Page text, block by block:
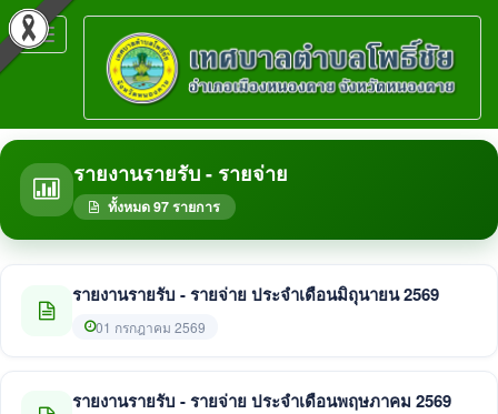
Toggle
navigation
รายงานรายรับ - รายจ่าย
ทั้งหมด 97 รายการ
รายงานรายรับ - รายจ่าย ประจำเดือนมิถุนายน 2569
01 กรกฎาคม 2569
รายงานรายรับ - รายจ่าย ประจำเดือนพฤษภาคม 2569